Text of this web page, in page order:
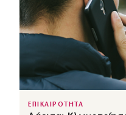
ΕΠΙΚΑΙΡΟΤΗΤΑ